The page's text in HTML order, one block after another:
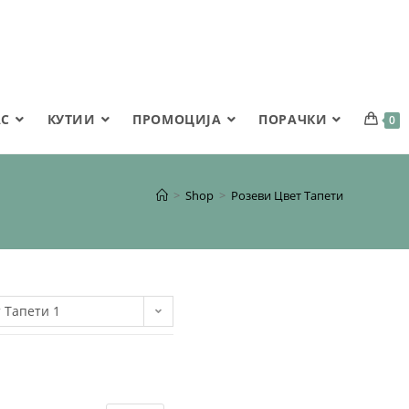
КУТИИ ПРОМОЦИЈА ПОРАЧКИ 0
> Shop > Розеви Цвет Тапети
1